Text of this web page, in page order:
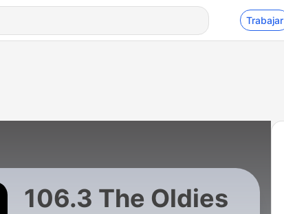
Trabajar
106.3 The Oldies